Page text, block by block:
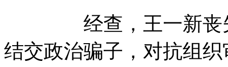
经查，王一新丧失
结交政治骗子，对抗组